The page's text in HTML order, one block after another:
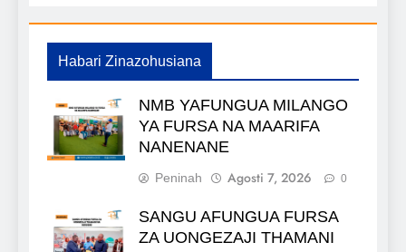
Habari Zinazohusiana
NMB YAFUNGUA MILANGO
YA FURSA NA MAARIFA
NANENANE
Peninah Agosti 7, 2026 0
SANGU AFUNGUA FURSA
ZA UONGEZAJI THAMANI